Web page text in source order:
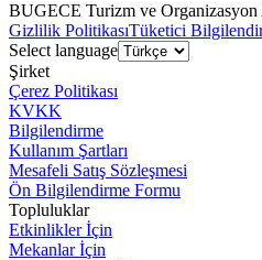
BUGECE Turizm ve Organizasyon
Gizlilik PolitikasıTüketici
Select language
Şirket
Çerez Politikası
KVKK
Bilgilendirme
Kullanım Şartları
Mesafeli Satış Sözleşmesi
Ön Bilgilendirme Formu
Topluluklar
Etkinlikler İçin
Mekanlar İçin